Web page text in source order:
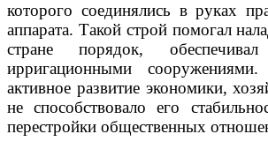
которого соединялись в руках
аппарата. Такой строй помогал
стране порядок,
ирригационными
активное развитие экономики,
не способствовало его
перестройки общественных